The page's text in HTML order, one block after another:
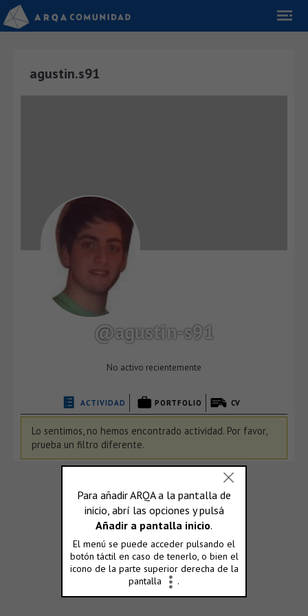
agustin.s91
@agustin-s91
No activo recientemente
ACTIVIDAD PORTFOLIO CV
Lo sentimos, no hemos encontrado actividad. Por favor,
prueba un filtro diferente.